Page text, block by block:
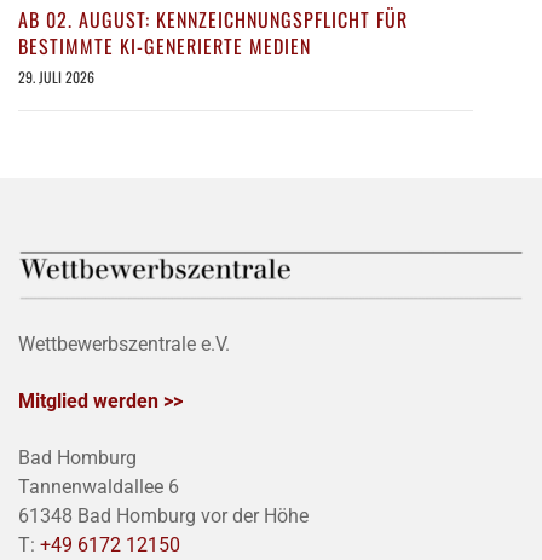
AB 02. AUGUST: KENNZEICHNUNGSPFLICHT FÜR
BESTIMMTE KI-GENERIERTE MEDIEN
29. JULI 2026
Wettbewerbszentrale e.V.
Mitglied werden >>
Bad Homburg
Tannenwaldallee 6
61348 Bad Homburg vor der Höhe
T: +49 6172 12150